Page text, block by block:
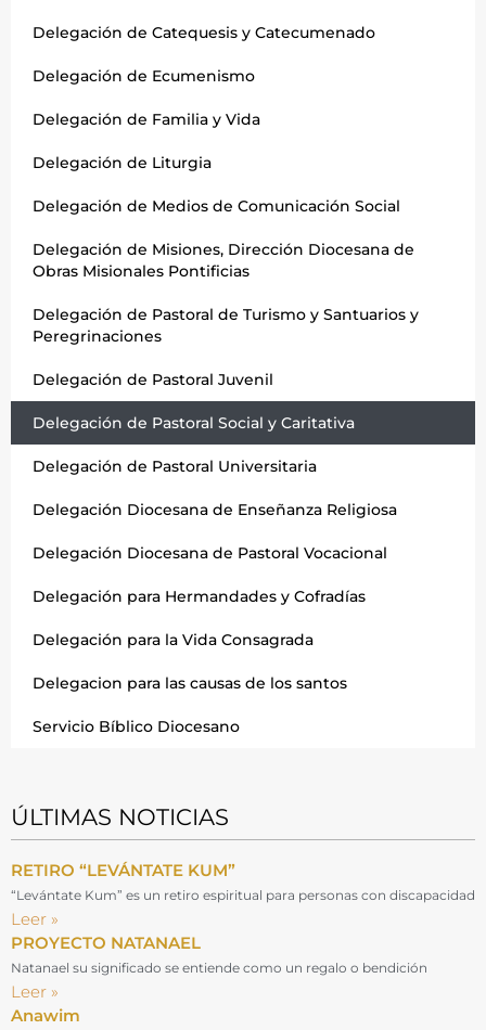
Delegación de Catequesis y Catecumenado
Delegación de Ecumenismo
Delegación de Familia y Vida
Delegación de Liturgia
Delegación de Medios de Comunicación Social
Delegación de Misiones, Dirección Diocesana de
Obras Misionales Pontificias
Delegación de Pastoral de Turismo y Santuarios y
Peregrinaciones
Delegación de Pastoral Juvenil
Delegación de Pastoral Social y Caritativa
Delegación de Pastoral Universitaria
Delegación Diocesana de Enseñanza Religiosa
Delegación Diocesana de Pastoral Vocacional
Delegación para Hermandades y Cofradías
Delegación para la Vida Consagrada
Delegacion para las causas de los santos
Servicio Bíblico Diocesano
ÚLTIMAS NOTICIAS
RETIRO “LEVÁNTATE KUM”
“Levántate Kum” es un retiro espiritual para personas con discapacidad
Leer »
PROYECTO NATANAEL
Natanael su significado se entiende como un regalo o bendición
Leer »
Anawim